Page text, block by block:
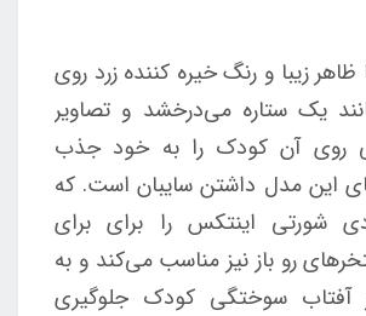
زیبا و رنگ خیره کننده زرد روی
یک ستاره می‌درخشد و تصاویر
روی آن کودک را به خود جذب
این مدل داشتن سایبان است. که
شورتی اینتکس را برای برای
رو باز نیز مناسب می‌کند و به
آفتاب سوختگی کودک جلوگیری